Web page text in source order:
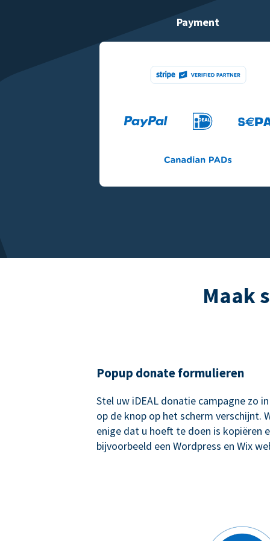
Payment
Maak
Popup donate formulieren
Stel uw iDEAL donatie campagne zo
op de knop op het scherm verschijnt.
enige dat u hoeft te doen is kopiëren
bijvoorbeeld een Wordpress en Wix